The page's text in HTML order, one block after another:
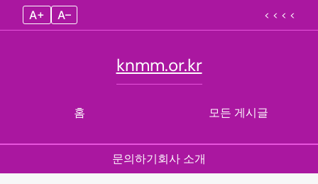
A+ A– < < < <
홈
knmm.or.kr
모든 게시글
문의하기회사 소개